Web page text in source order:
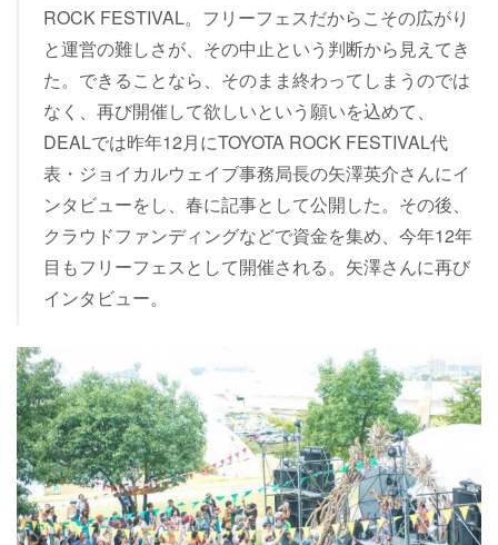
ROCK FESTIVAL。フリーフェスだからこその広がり
と運営の難しさが、その中止という判断から見えてき
た。できることなら、そのまま終わってしまうのでは
なく、再び開催して欲しいという願いを込めて、
DEALでは昨年12月にTOYOTA ROCK FESTIVAL代
表・ジョイカルウェイブ事務局長の矢澤英介さんにイ
ンタビューをし、春に記事として公開した。その後、
クラウドファンディングなどで資金を集め、今年12年
目もフリーフェスとして開催される。矢澤さんに再び
インタビュー。